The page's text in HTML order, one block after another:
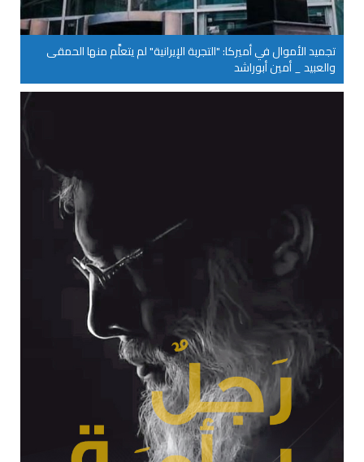
تجميد الأموال في أميركا: "التجربة الإيرانية" لم يتعلَّم منها الحمقى
والعبيد _ أمين أبوراشد